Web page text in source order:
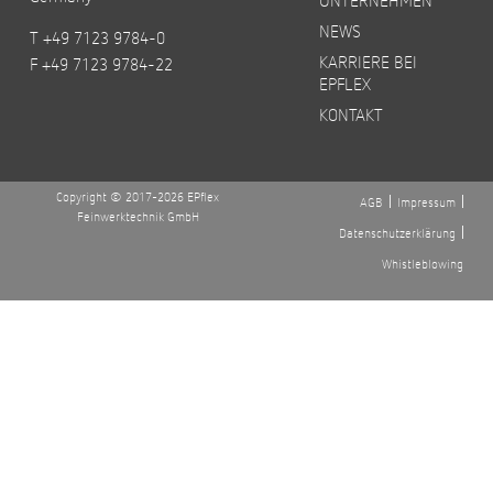
T +49 7123 9784-0
F +49 7123 9784-22
NEWS
KARRIERE BEI
EPFLEX
KONTAKT
Copyright © 2017-2026 EPflex
Feinwerktechnik GmbH
AGB
Impressum
Datenschutzerklärung
Whistleblowing